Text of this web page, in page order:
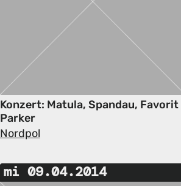
Konzert: Matula, Spandau, Favorit
Parker
Nordpol
mi 09.04.2014